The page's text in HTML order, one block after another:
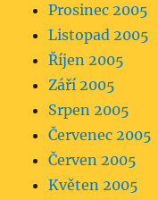
Prosinec 2005
Listopad 2005
Říjen 2005
Září 2005
Srpen 2005
Červenec 2005
Červen 2005
Květen 2005